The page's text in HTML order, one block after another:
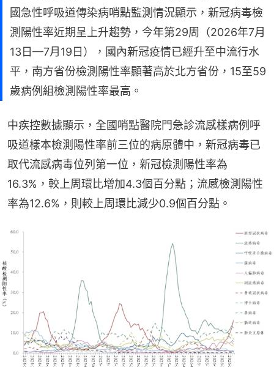
國急性呼吸道傳染病哨點監測情況顯示，新冠病毒檢
測陽性率近期呈上升趨勢，今年第29周（2026年7月
13日—7月19日），國內新冠疫情已經升至中流行水
平，南方省份檢測陽性率顯著高於北方省份，15至59
歲病例組檢測陽性率最高。
中疾控數據顯示，全國哨點醫院門急診流感樣病例呼
吸道樣本檢測陽性率前三位的病原體中，新冠病毒已
取代流感病毒位列第一位，新冠檢測陽性率為
16.3%，較上周環比增加4.3個百分點；流感檢測陽性
率為12.6%，則較上周環比減少0.9個百分點。